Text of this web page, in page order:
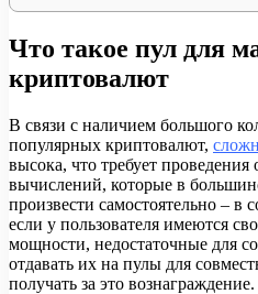
Что такое пул для
криптовалют
В связи с наличием большого
популярных криптовалют,
высока, что требует
вычислений, которые в
произвести самостоятельно – в
если у пользователя имеются
мощности, недостаточные для
отдавать их на пулы для
получать за это вознаграждение.